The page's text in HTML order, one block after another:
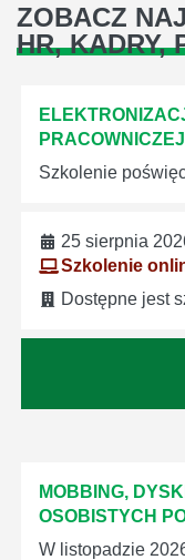
ZOBACZ
HR, KADRY,
PRACOWNICZEJ
Szkolenie
25 sierpnia
Szkolenie
Dostępne jest
MOBBING,
OSOBISTYCH
W listopadzie